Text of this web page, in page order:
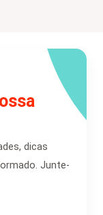
dicas
Junte-